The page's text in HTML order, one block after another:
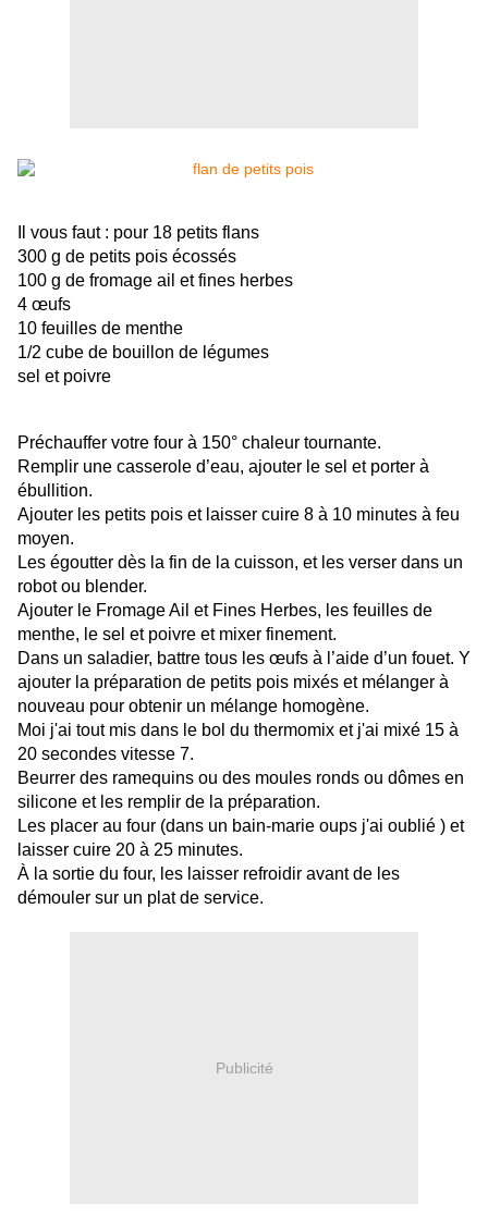
Il vous faut : pour 18 petits flans
300 g de petits pois écossés
100 g de fromage ail et fines herbes
4 œufs
10 feuilles de menthe
1/2 cube de bouillon de légumes
sel et poivre
Préchauffer votre four à 150° chaleur tournante.
Remplir une casserole d’eau, ajouter le sel et porter à
ébullition.
Ajouter les petits pois et laisser cuire 8 à 10 minutes à feu
moyen.
Les égoutter dès la fin de la cuisson, et les verser dans un
robot ou blender.
Ajouter le Fromage Ail et Fines Herbes, les feuilles de
menthe, le sel et poivre et mixer finement.
Dans un saladier, battre tous les œufs à l’aide d’un fouet. Y
ajouter la préparation de petits pois mixés et mélanger à
nouveau pour obtenir un mélange homogène.
Moi j'ai tout mis dans le bol du thermomix et j'ai mixé 15 à
20 secondes vitesse 7.
Beurrer des ramequins ou des moules ronds ou dômes en
silicone et les remplir de la préparation.
Les placer au four (dans un bain-marie oups j'ai oublié ) et
laisser cuire 20 à 25 minutes.
À la sortie du four, les laisser refroidir avant de les
démouler sur un plat de service.
Publicité